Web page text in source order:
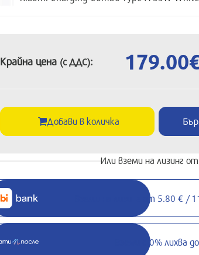
Крайна цена (с ДДС):
Добави в количка
Или вземи на лизинг
Вземи на лизинг от 5.80 € /
Вземи с 0% лихва